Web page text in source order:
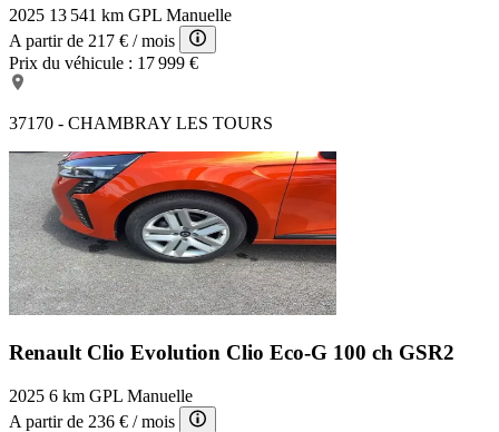
2025 13 541 km GPL Manuelle
A partir de 217 € / mois
Prix du véhicule : 17 999 €
37170 - CHAMBRAY LES TOURS
Renault Clio Evolution Clio Eco-G 100 ch GSR2
2025 6 km GPL Manuelle
A partir de 236 € / mois